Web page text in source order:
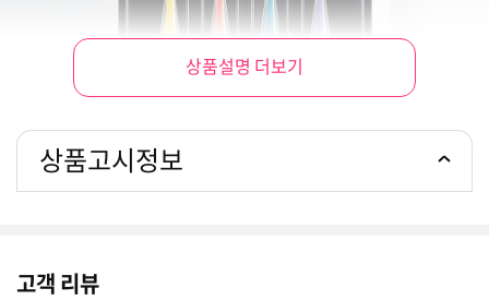
상품설명 더보기
상품고시정보
고객 리뷰